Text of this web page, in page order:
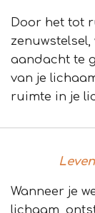
Door het tot
aandacht te
van je
ruimte in je
Wanneer je
lichaam,